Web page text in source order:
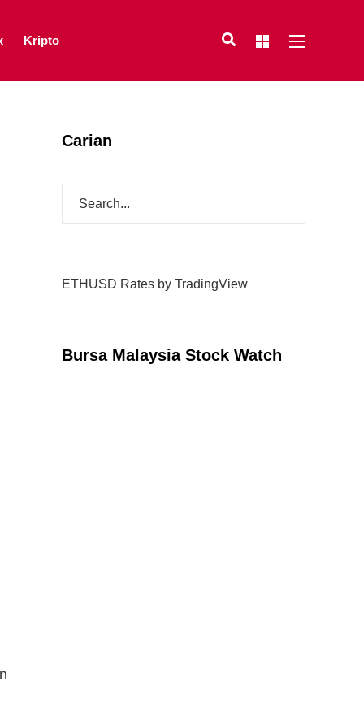
Kripto
Carian
ETHUSD Rates by TradingView
Bursa Malaysia Stock Watch